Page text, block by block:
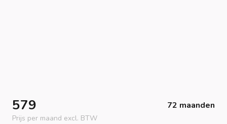
579 72 maanden
Prijs per maand excl. BTW